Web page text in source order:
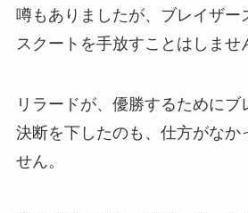
噂もありましたが、ブレイザー
スクートを手放すことはしませ
リラードが、優勝するためにブ
決断を下したのも、仕方がなか
せん。